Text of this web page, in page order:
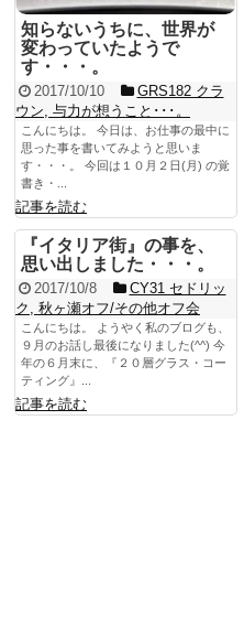
知らないうちに、世界が
変わっていたようで
す・・・。
2017/10/10
GRS182 クラ
ウン 与力が想うこと･･･。
こんにちは。 今日は、お仕事の最中に
思った事を書いてみようと思いま
す・・・。 今回は１０月２日(月) の覚
書き・...
記事を読む
『イタリア街』の事を、
思い出しました・・・。
2017/10/8
CY31 セドリッ
ク
秋ヶ瀬オフ/その他オフ会
こんにちは。 ようやく私のブログも、
９月のお話し最後になりました(^^) 今
年の６月末に、『２０層グラス・コー
ティング』...
記事を読む